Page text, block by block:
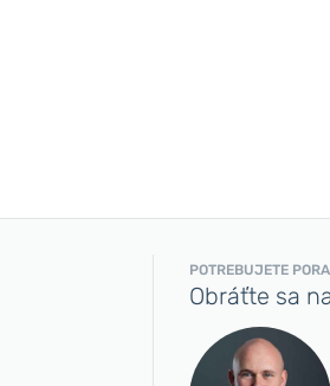
POTREBUJETE
Obráťte sa